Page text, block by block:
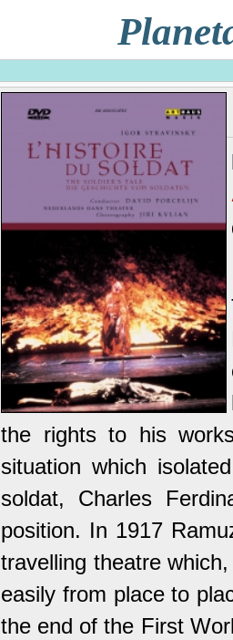
the rights to his
situation which
soldat, Charles
position. In 1917
travelling theatre
easily from place to
the end of the First